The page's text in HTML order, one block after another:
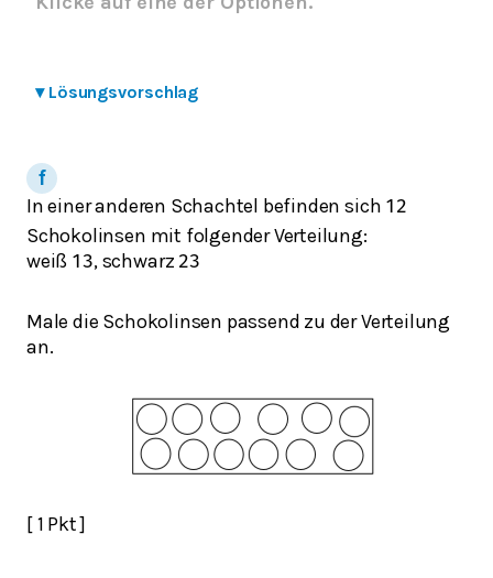
▾ Lösungsvorschlag
In einer anderen Schachtel befinden sich 12
Schokolinsen mit folgender Verteilung:
weiß 13, schwarz 23
Male die Schokolinsen passend zu der Verteilung
an.
[ 1 Pkt ]